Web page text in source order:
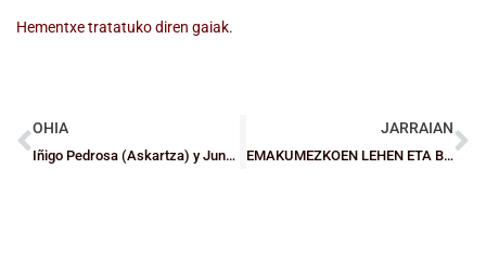
Hementxe tratatuko diren gaiak.
OHIA
Iñigo Pedrosa (Askartza) y June Zubiaga (Gernika), en las convocatorias de la U13
JARRAIAN
EMAKUMEZKOEN LEHEN ETA BIGARREN MAILA: Tabirako eta Leioa, igoera helburu